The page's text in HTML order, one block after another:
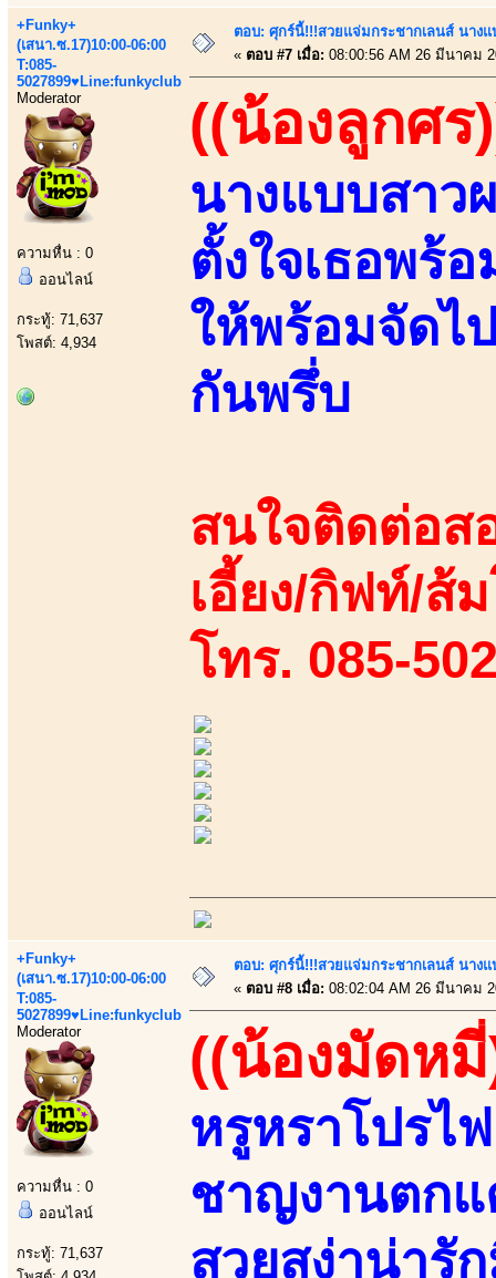
+Funky+
(เสนา.ซ.17)10:00-06:00
T:085-
5027899♥Line:funkyclub
Moderator
ความหื่น : 0
ออนไลน์
กระทู้: 71,637
โพสต์: 4,934
ตอบ: ศุกร์นี้!!!สวยแจ่มกระชากเลนส์ นาง
« ตอบ #7 เมื่อ: 08:00:56 AM 26 มีนาคม
((น้องลูกศร
นางแบบสาว
ตั้งใจเธอพร้
ให้พร้อมจัดไ
กันพรึ่บ
สนใจติดต่อส
เอี้ยง/กิฟท์/ส้
โทร. 085-
+Funky+
(เสนา.ซ.17)10:00-06:00
T:085-
5027899♥Line:funkyclub
Moderator
ความหื่น : 0
ออนไลน์
กระทู้: 71,637
ตอบ: ศุกร์นี้!!!สวยแจ่มกระชากเลนส์ นาง
« ตอบ #8 เมื่อ: 08:02:04 AM 26 มีนาคม
((น้องมัดห
หรูหราโปรไ
ชาญงานตก
สวยสง่าน่ารั